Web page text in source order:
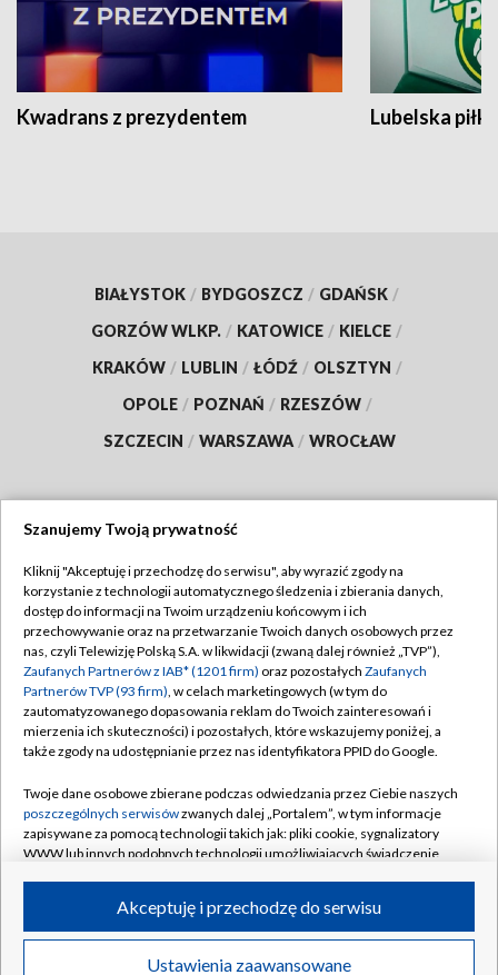
Kwadrans z prezydentem Lubelska piłka
BIAŁYSTOK / BYDGOSZCZ / GDAŃSK /
GORZÓW WLKP. / KATOWICE / KIELCE /
KRAKÓW / LUBLIN / ŁÓDŹ / OLSZTYN /
OPOLE / POZNAŃ / RZESZÓW /
SZCZECIN / WARSZAWA / WROCŁAW
TVP
Abonament TVP
Emisja w TVP
Centrum informacji TVP
Naziemna Telewizja Cyfrowa
Rada Programowa
System NOS
Informacje o nadawcy
Program dla prasy
Regulamin TVP
Polityka prywatności
Moje zgody
Pomoc
Kontakt
Kanały
©2026 Telewizja Polska S.A. w likwidacji
Szanujemy Twoją prywatność
Kliknij "Akceptuję i przechodzę do serwisu", aby wyrazić zgody na
korzystanie z technologii automatycznego śledzenia i zbierania danych,
dostęp do informacji na Twoim urządzeniu końcowym i ich
przechowywanie oraz na przetwarzanie Twoich danych osobowych przez
nas, czyli Telewizję Polską S.A. w likwidacji (zwaną dalej również „TVP”),
Zaufanych Partnerów z IAB* (1201 firm) oraz pozostałych Zaufanych
Partnerów TVP (93 firm), w celach marketingowych (w tym do
zautomatyzowanego dopasowania reklam do Twoich zainteresowań i
mierzenia ich skuteczności) i pozostałych, które wskazujemy poniżej, a
także zgody na udostępnianie przez nas identyfikatora PPID do Google.
Twoje dane osobowe zbierane podczas odwiedzania przez Ciebie naszych
poszczególnych serwisówzwanych dalej „Portalem”, w tym informacje
zapisywane za pomocą technologii takich jak: pliki cookie, sygnalizatory
WWW lub innych podobnych technologii umożliwiających świadczenie
ruchu w Internecie.
Twoje dane osobowe zbierane podczas odwiedzania przez Ciebie
Ustawienia zaawansowane
Akceptuję i przechodzę do serwisu